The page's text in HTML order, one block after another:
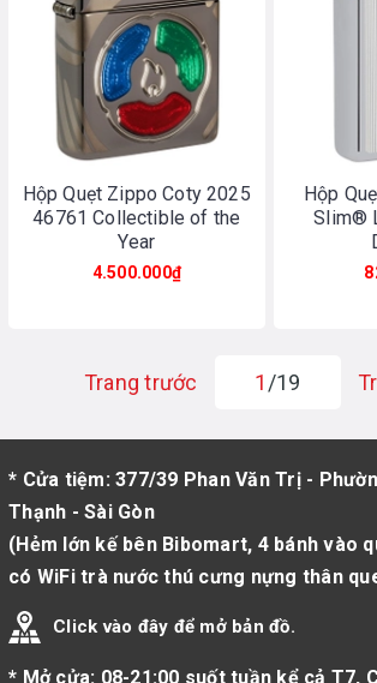
Hộp Quẹt Zippo Coty 2025
46761 Collectible of the
Year
4.500.000₫
Hộp
Slim®
Trang trước 1 /19
* Cửa tiệm: 377/39 Phan Văn Trị -
Thạnh - Sài Gòn
(Hẻm lớn kế bên Bibomart, 4 bánh vào
có WiFi trà nước thú cưng nựng thân
Click vào đây để mở bản đồ.
* Mở cửa: 08-21:00 suốt tuần kể cả T7,